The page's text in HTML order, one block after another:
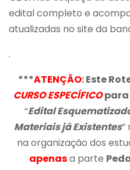
edital completo e
atualizadas no site da
.
***ATENÇÃO: Este
CURSO ESPECÍFICOpara
“Edital
Materiais já Existentes”
na organização dos
apenasa parte